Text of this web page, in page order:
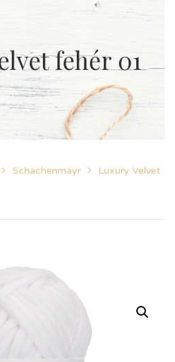
fehér 01
Schachenmayr
Luxury Velvet